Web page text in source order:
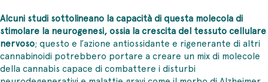
Alcuni studi sottolineano la capacità di questa molecola di
stimolare la neurogenesi, ossia la crescita del tessuto cellulare
nervoso; questo e l’azione antiossidante e rigenerante di altri
cannabinoidi potrebbero portare a creare un mix di molecole
della cannabis capace di combattere i disturbi